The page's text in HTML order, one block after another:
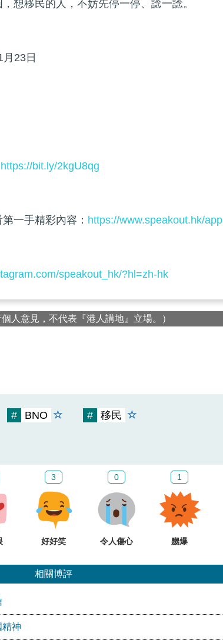
想移民的人，不妨先停一停、諗一諗。
23日
https://bit.ly/2kgU8qg
一手精彩內容： https://www.speakout.hk/app
speakout_hk/?hl=zh-hk
個人意見，不代表『港人講地』立場。）
# BNO # 移民
3
好好笑
0
令人傷心
1
嬲爆
相關博評
精神